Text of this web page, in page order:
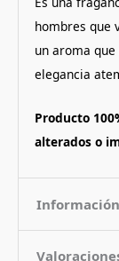
hombres que
un aroma
elegancia
Producto
alterados o